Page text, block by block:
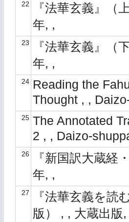
22
『法華玄義』（
年, ,
23
『法華玄義』（
年, ,
24 Reading the
Thought , ,
25 The Annotated
2 , , Daizo-
26
『新国訳大蔵
年, ,
27
『法華玄義を
版） , , 大蔵出